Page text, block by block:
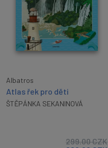
Albatros
Atlas řek pro děti
ŠTĚPÁNKA SEKANINOVÁ
299.00CZK